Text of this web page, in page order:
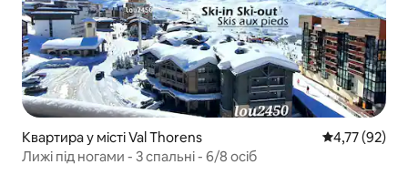
Квартира у місті Val Thorens Середня
4,77 (92)
Лижі під ногами - 3 спальні - 6/8 осіб